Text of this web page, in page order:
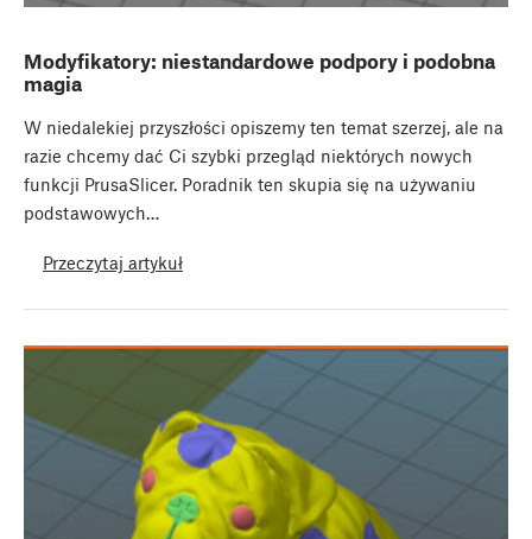
Modyfikatory: niestandardowe podpory i podobna
magia
W niedalekiej przyszłości opiszemy ten temat szerzej, ale na
razie chcemy dać Ci szybki przegląd niektórych nowych
funkcji PrusaSlicer. Poradnik ten skupia się na używaniu
podstawowych…
Przeczytaj artykuł